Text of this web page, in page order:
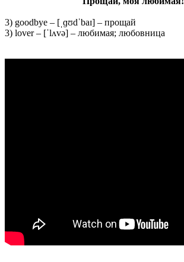
3) goodbye – [ˌɡʊdˈbaɪ] – прощай
3) lover – [ˈlʌvə] – любимая; любовница